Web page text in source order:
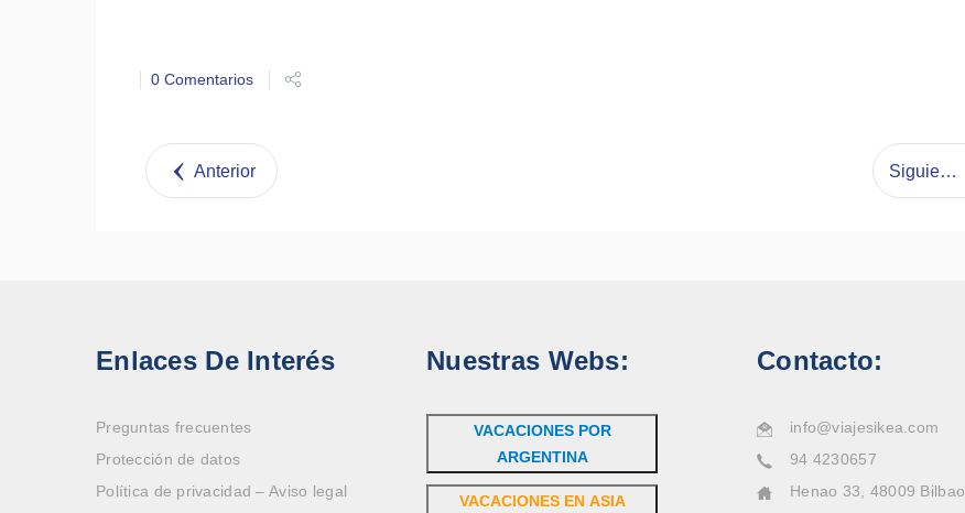
0 Comentarios
Anterior Siguiente
Enlaces De Interés
Preguntas frecuentes
Protección de datos
Política de privacidad – Aviso legal
Nuestras Webs:
VACACIONES POR
ARGENTINA
VACACIONES EN ASIA
Contacto:
info@viajesikea.com
94 4230657
Henao 33, 48009 Bilbao